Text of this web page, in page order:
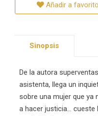
Añadir a
Sinopsis
De la autora
asistenta, llega un
sobre una mujer que ya
a hacer justicia... cueste